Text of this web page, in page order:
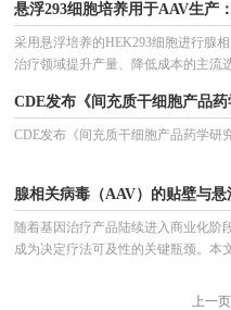
梯度控制及收获策略的系统工程
行病毒中试生产的全流程，聚焦
时严格控制宿主菌代谢压力、内毒素
摇瓶种子培养、发酵罐高密度发酵到
心揭示：成功的pDNA规模化生产，
的结果。本
悬浮293细胞培养用于AAV生产
放大的注意事项
采用悬浮培养的HEK293细胞进行腺
治疗领域提升产量、降低成本的主流
本文系统梳理了从摇瓶适应、种子链
注意事项，核心揭示：成功的放大并
CDE发布《间充质干细胞产品
则（征求意见稿）》
CDE发布《间充质干细胞产品药学研
腺相关病毒（AAV）的贴壁与
应器与收获系统的差异化需求
随着基因治疗产品陆续进入商业化阶
成为决定疗法可及性的关键瓶颈。本
早期临床（<200L）阶段，贴壁工艺
上一页